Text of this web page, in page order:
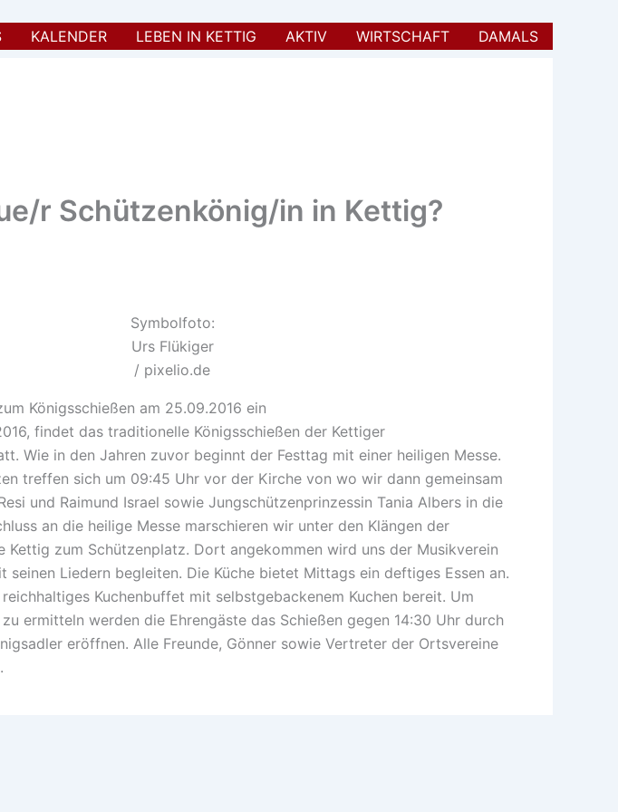
KALENDER LEBEN IN KETTIG AKTIV WIRTSCHAFT DAMALS
r Schützenkönig/in in Kettig?
Symbolfoto:
Urs Flükiger
/ pixelio.de
Königsschießen am 25.09.2016 ein
findet das traditionelle Königsschießen der Kettiger
Wie in den Jahren zuvor beginnt der Festtag mit einer heiligen Messe.
treffen sich um 09:45 Uhr vor der Kirche von wo wir dann gemeinsam
und Raimund Israel sowie Jungschützenprinzessin Tania Albers in die
an die heilige Messe marschieren wir unter den Klängen der
Kettig zum Schützenplatz. Dort angekommen wird uns der Musikverein
seinen Liedern begleiten. Die Küche bietet Mittags ein deftiges Essen an.
Kuchenbuffet mit selbstgebackenem Kuchen bereit. Um
ermitteln werden die Ehrengäste das Schießen gegen 14:30 Uhr durch
eröffnen. Alle Freunde, Gönner sowie Vertreter der Ortsvereine